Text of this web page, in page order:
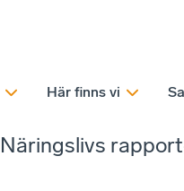
Här finns vi